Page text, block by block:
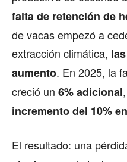
falta de retención de
de vacas empezó a
extracción climática,
aumento. En 2025, la
creció un 6% adicional
incremento del 10%
El resultado: una